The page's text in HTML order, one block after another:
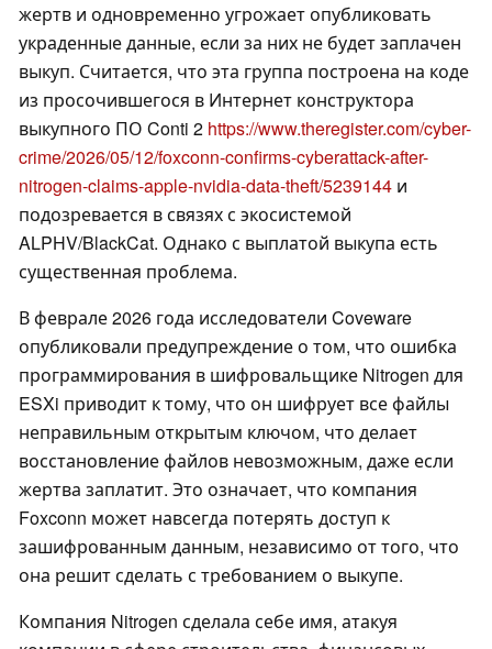
жертв и одновременно угрожает опубликовать
украденные данные, если за них не будет заплачен
выкуп. Считается, что эта группа построена на коде
из просочившегося в Интернет конструктора
выкупного ПО Conti 2 https://www.theregister.com/cyber-
crime/2026/05/12/foxconn-confirms-cyberattack-after-
nitrogen-claims-apple-nvidia-data-theft/5239144 и
подозревается в связях с экосистемой
ALPHV/BlackCat. Однако с выплатой выкупа есть
существенная проблема.
В феврале 2026 года исследователи Coveware
опубликовали предупреждение о том, что ошибка
программирования в шифровальщике Nitrogen для
ESXi приводит к тому, что он шифрует все файлы
неправильным открытым ключом, что делает
восстановление файлов невозможным, даже если
жертва заплатит. Это означает, что компания
Foxconn может навсегда потерять доступ к
зашифрованным данным, независимо от того, что
она решит сделать с требованием о выкупе.
Компания Nitrogen сделала себе имя, атакуя